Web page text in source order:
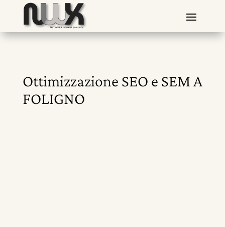
Ottimizzazione SEO e SEM A
FOLIGNO